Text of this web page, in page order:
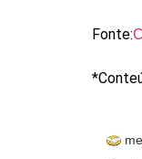
Fonte: